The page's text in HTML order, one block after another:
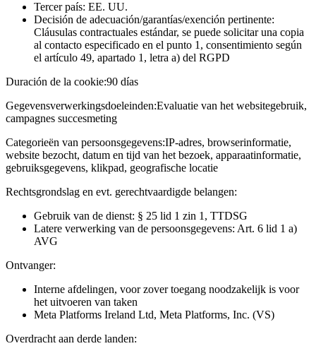
Tercer país: EE. UU.
Decisión de adecuación/garantías/exención pertinente:
Cláusulas contractuales estándar, se puede solicitar una copia
al contacto especificado en el punto 1, consentimiento según
el artículo 49, apartado 1, letra a) del RGPD
Duración de la cookie:90 días
Gegevensverwerkingsdoeleinden:Evaluatie van het websitegebruik,
campagnes succesmeting
Categorieën van persoonsgegevens:IP-adres, browserinformatie,
website bezocht, datum en tijd van het bezoek, apparaatinformatie,
gebruiksgegevens, klikpad, geografische locatie
Rechtsgrondslag en evt. gerechtvaardigde belangen:
Gebruik van de dienst: § 25 lid 1 zin 1, TTDSG
Latere verwerking van de persoonsgegevens: Art. 6 lid 1 a)
AVG
Ontvanger:
Interne afdelingen, voor zover toegang noodzakelijk is voor
het uitvoeren van taken
Meta Platforms Ireland Ltd, Meta Platforms, Inc. (VS)
Overdracht aan derde landen: